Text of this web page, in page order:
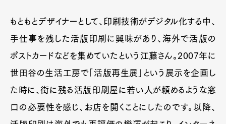
もともとデザイナーとして、印刷技術がデジタル化する中、
手仕事を残した活版印刷に興味があり、海外で活版の
ポストカードなどを集めていたという江藤さん。2007年に
世田谷の生活工房で「活版再生展」という展示を企画し
た時に、街に残る活版印刷屋に若い人が頼めるような窓
口の必要性を感じ、お店を開くことにしたのです。以降、